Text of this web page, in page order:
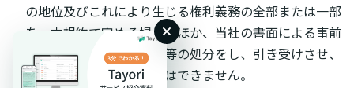
の地位及びこれにより生じる権利義務の全部または一部
を、本規約で定める場合のほか、当社の書面による事前
の承諾なく第三者に譲渡等の処分をし、引き受けさせ、
または担保に供することはできません。